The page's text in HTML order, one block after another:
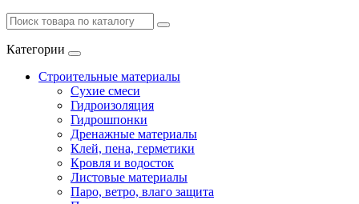
Категории
Строительные материалы
Сухие смеси
Гидроизоляция
Гидрошпонки
Дренажные материалы
Клей, пена, герметики
Кровля и водосток
Листовые материалы
Паро, ветро, влаго защита